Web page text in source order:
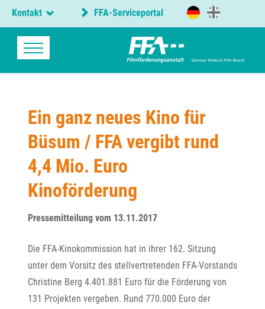
Kontakt FFA-Serviceportal
Ein ganz neues Kino für
Büsum / FFA vergibt rund
4,4 Mio. Euro
Kinoförderung
Pressemitteilung vom 13.11.2017
Die FFA-Kinokommission hat in ihrer 162. Sitzung
unter dem Vorsitz des stellvertretenden FFA-Vorstands
Christine Berg 4.401.881 Euro für die Förderung von
131 Projekten vergeben. Rund 770.000 Euro der